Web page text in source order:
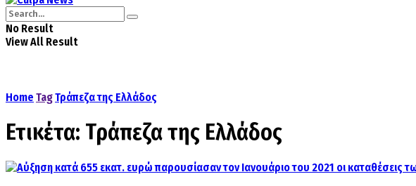
No Result
View All Result
Home TagΤράπεζα της Ελλάδος
Ετικέτα: Τράπεζα της Ελλάδος